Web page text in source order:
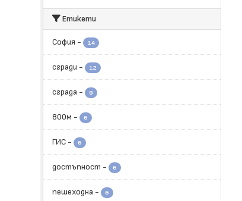
Етикети
София - 14
сгради - 12
сграда - 9
800м - 6
ГИС - 6
достъпност - 6
пешеходна - 6